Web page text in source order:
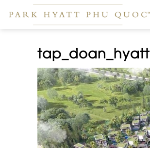
tap_doan_hyatt